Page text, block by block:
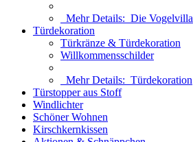
Mehr Details: Die Vogelvilla
Türdekoration
Türkränze & Türdekoration
Willkommensschilder
Mehr Details: Türdekoration
Türstopper aus Stoff
Windlichter
Schöner Wohnen
Kirschkernkissen